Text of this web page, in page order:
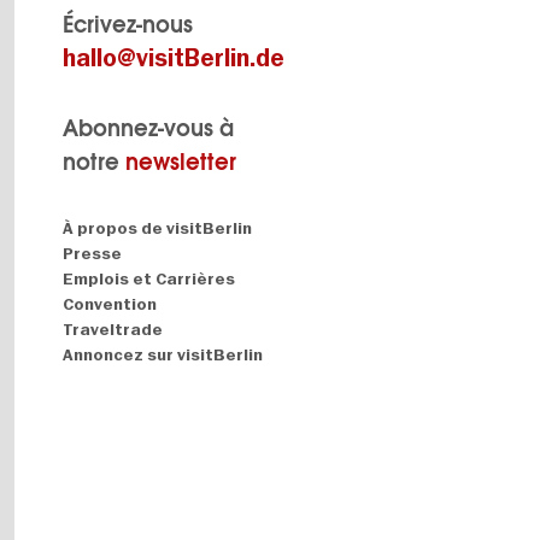
Écrivez-nous
hallo@visitBerlin.de
Abonnez-vous à
notre newsletter
Navigation:
About
À propos de visitBerlin
Presse
Emplois et Carrières
Convention
Traveltrade
Annoncez sur visitBerlin